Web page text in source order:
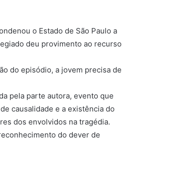
o Estado de São Paulo a
deu provimento ao recurso
do episódio, a jovem precisa de
pela parte autora, evento que
causalidade e a existência do
dos envolvidos na tragédia.
do dever de